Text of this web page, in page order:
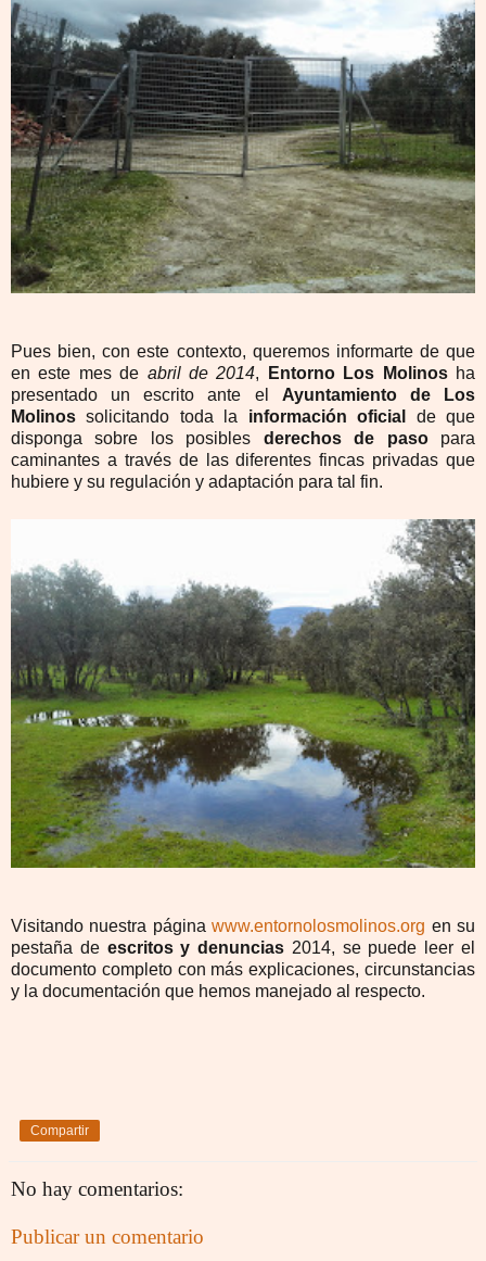
Pues bien, con este contexto, queremos informarte de que
en este mes de abril de 2014, Entorno Los Molinosha
presentado un escrito ante el Ayuntamiento de Los
Molinos solicitando toda la información oficial
de que
disponga sobre los posibles derechos de pasopara
caminantes a través de las diferentes fincas privadas que
hubiere y su regulación y adaptación para tal fin.
Visitando nuestra páginawww.entornolosmolinos.org en su
pestaña de escritos y denuncias 2014, se puede leer el
documento completo con más explicaciones, circunstancias
y la documentación que hemos manejado al respecto.
Compartir
No hay comentarios:
Publicar un comentario